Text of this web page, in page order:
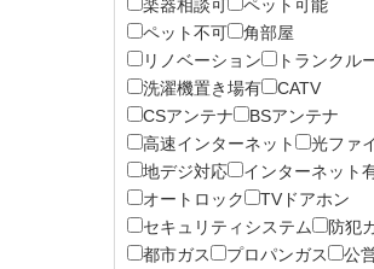
楽器相談可
ペット可能
ペット不可
角部屋
リノベーション
トランクル
洗濯機置き場有
CATV
CSアンテナ
BSアンテナ
高速インターネット
光ファ
地デジ対応
インターネット
オートロック
TVドアホン
セキュリティシステム
防犯
都市ガス
プロパンガス
公